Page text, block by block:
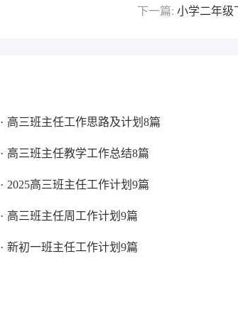
下一篇: 小学⼆年级
高三班主任工作思路及计划8篇
高三班主任教学工作总结8篇
2025高三班主任工作计划9篇
高三班主任周工作计划9篇
新初一班主任工作计划9篇